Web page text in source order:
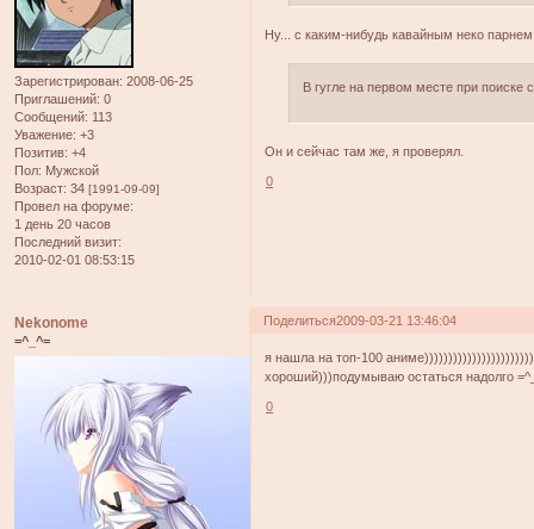
Зарегистрирован: 2008-06-25
Приглашений: 0
Сообщений: 113
Уважение: +3
Позитив: +4
Пол: Мужской
Возраст: 34 [1991-09-09]
Провел на форуме:
1 день 20 часов
Последний визит:
2010-02-01 08:53:15
Ну... с каким-нибудь кавайным неко
В гугле на первом месте при поиске
Он и сейчас там же, я проверял.
0
Поделиться2009-03-21 13:46:04
Nekonome
=^_^=
я нашла на топ-100
хороший)))подумываю остаться надолго
0